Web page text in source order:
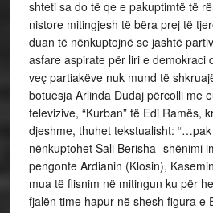
shteti sa do të qe e pakuptimtë të
nistore mitingjesh të bëra prej të
duan të nënkuptojnë se jashtë
asfare aspirate për liri e demokraci
veç partiakëve nuk mund të
botuesja Arlinda Dudaj përcolli me
televizive, “Kurban” të Edi Ramës,
djeshme, thuhet tekstualisht:
nënkuptohet Sali Berisha- shënimi
pengonte Ardianin (Klosin),
mua të flisnim në mitingun ku për
fjalën time hapur në shesh figura e